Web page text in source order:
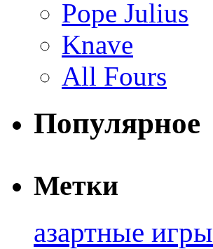
Pope Julius
Knave
All Fours
Популярное
Метки
азартные игры